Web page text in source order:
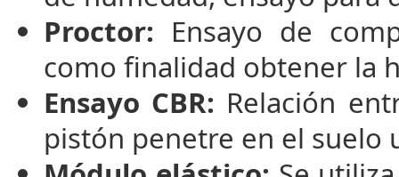
Proctor: Ensayo de
como finalidad obtener la
Ensayo CBR: Relación
pistón penetre en el